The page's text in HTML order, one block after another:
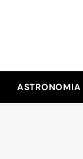
ASTRONOMIA